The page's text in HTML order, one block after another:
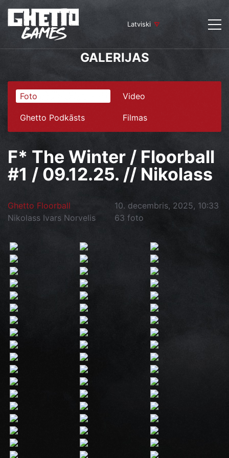
Latviski
GALERIJAS
Foto Video
Ghetto Podkāsts Filmas
F* The Winter / Floorball
#1 / 09.12.25. // Nikolass
Ghetto Floorball
10. decembris, 2025, 10:33
Nikolass Ivars Norvelis
63 foto